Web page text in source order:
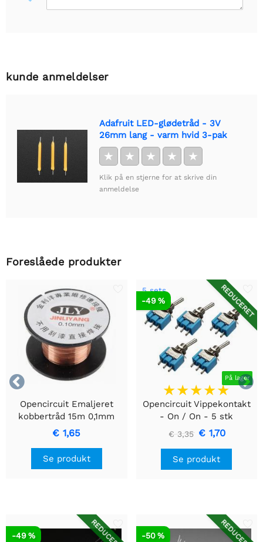
kunde anmeldelser
Adafruit LED-glødetråd - 3V
26mm lang - varm hvid 3-pak
★ ★ ★ ★ ★
Klik på en stjerne for at skrive din
anmeldelse
Foreslåede produkter


Opencircuit Emaljeret
kobbertråd 15m 0,1mm
€ 1,65
Se produkt
REDUCERET
5 sets
På lager
-49 %
Opencircuit Vippekontakt
- On / On - 5 stk
€ 3,35 € 1,70
Se produkt
-49 % -50 %